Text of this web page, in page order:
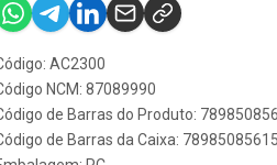
AC2300
NCM: 87089990
de Barras do Produto:
de Barras da Caixa: